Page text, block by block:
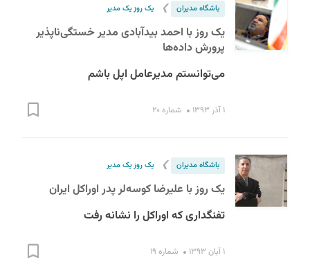
باشگاه مدیران ❯ یک روز یک مدیر
یک روز با احمد بیدآبادی مدیر خستگی‌ناپذیر
پرورش داده‌ها
می‌توانستم مدیرعامل اپل باشم
۱ آذر ۱۳۹۳ شماره ۲۰
باشگاه مدیران ❯ یک روز یک مدیر
یک روز با علیرضا کوسه‌لر پدر اوراکل ایران
تفنگداری که اوراکل را نشانه رفت
۱ آبان ۱۳۹۳ شماره ۱۹